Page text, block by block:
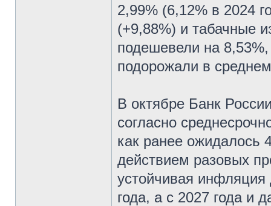
2,99% (6,12% в 2024
(+9,88%) и табачные
подешевели на
подорожали в
В октябре Банк
согласно
как ранее ожидалось
действием разовых
устойчивая инфляция
года, а с 2027 года и